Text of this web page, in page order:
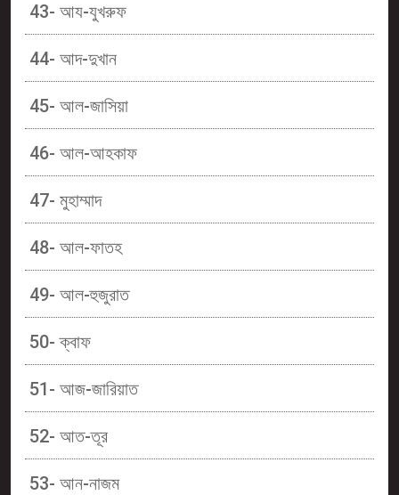
43- আয-যুখরুফ
44- আদ-দুখান
45- আল-জাসিয়া
46- আল-আহকাফ
47- মুহাম্মাদ
48- আল-ফাতহ
49- আল-হুজুরাত
50- ক্বাফ
51- আজ-জারিয়াত
52- আত-তূর
53- আন-নাজম